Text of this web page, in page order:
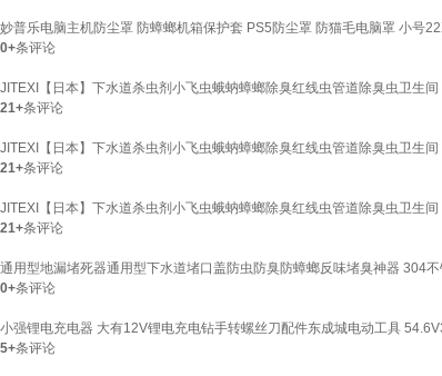
妙普乐电脑主机防尘罩 防蟑螂机箱保护套 PS5防尘罩 防猫毛电脑罩 小号
0+条评论
JITEXI【日本】下水道杀虫剂小飞虫蛾蚋蟑螂除臭红线虫管道除臭虫卫生
21+条评论
JITEXI【日本】下水道杀虫剂小飞虫蛾蚋蟑螂除臭红线虫管道除臭虫卫生
21+条评论
JITEXI【日本】下水道杀虫剂小飞虫蛾蚋蟑螂除臭红线虫管道除臭虫卫生
21+条评论
通用型地漏堵死器通用型下水道堵口盖防虫防臭防蟑螂反味堵臭神器 304
0+条评论
小强锂电充电器 大有12V锂电充电钻手转螺丝刀配件东成城电动工具
5+条评论